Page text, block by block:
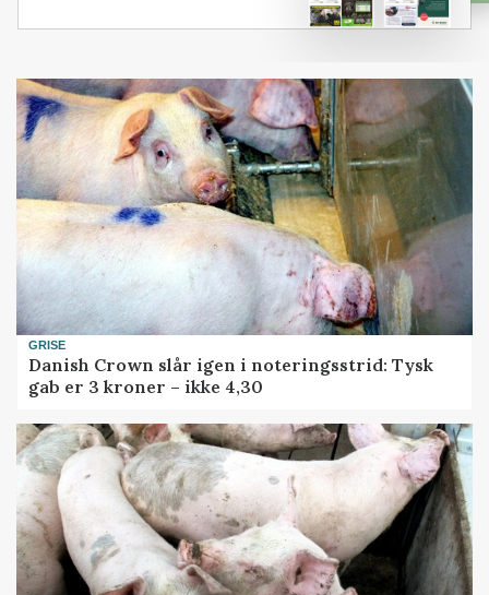
GRISE
Danish Crown slår igen i noteringsstrid: Tysk
gab er 3 kroner – ikke 4,30